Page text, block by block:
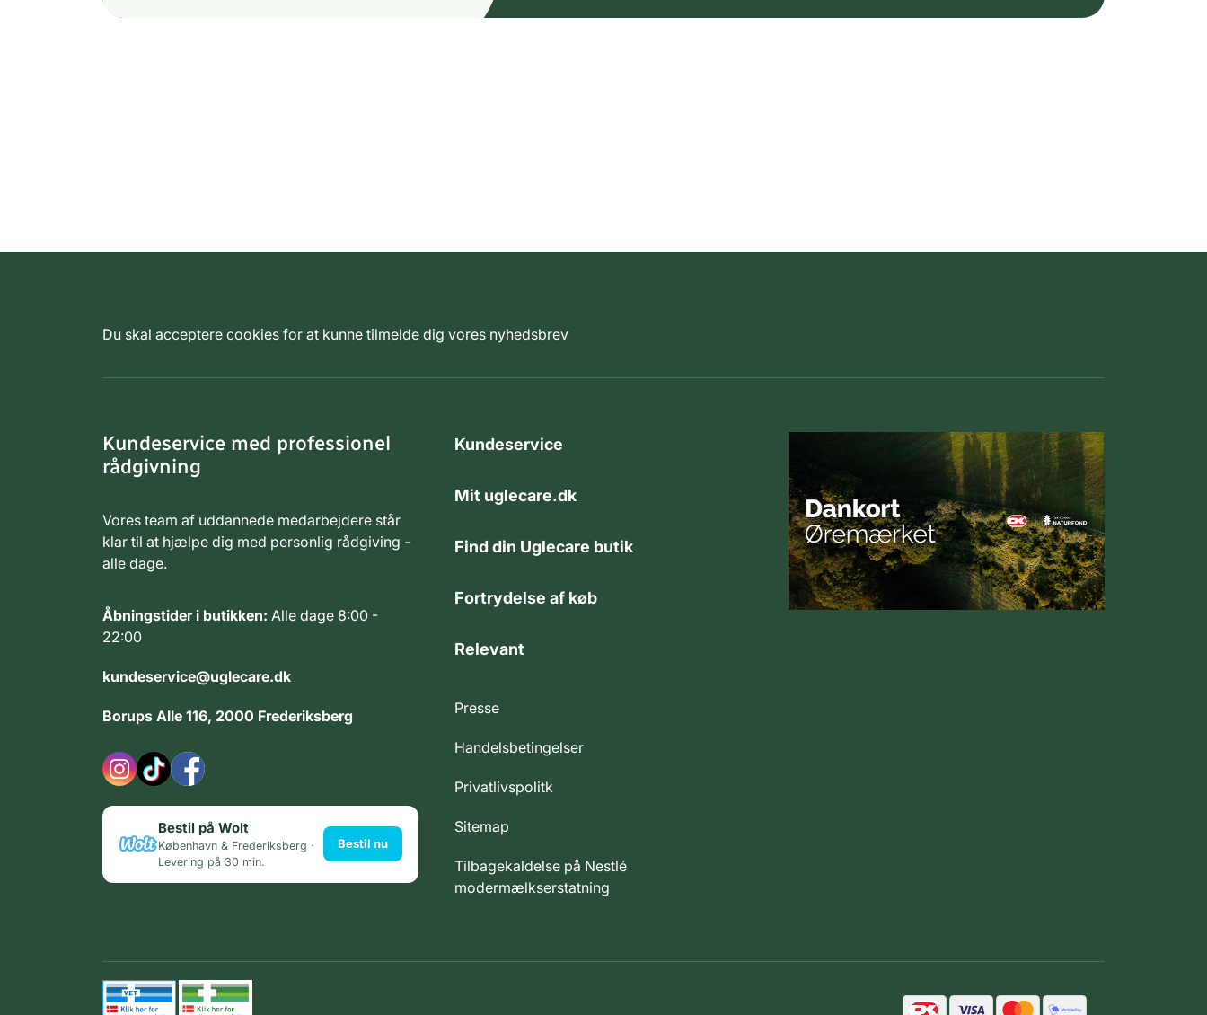
Du skal acceptere cookies for at kunne tilmelde dig vores nyhedsbrev
Kundeservice med professionel
rådgivning
Vores team af uddannede medarbejdere står
klar til at hjælpe dig med personlig rådgiving -
alle dage.
Åbningstider i butikken: Alle dage 8:00 -
22:00
kundeservice@uglecare.dk
Borups Alle 116, 2000 Frederiksberg
Bestil på Wolt
København & Frederiksberg ·
Levering på 30 min.
Bestil nu
Kundeservice
Mit uglecare.dk
Find din Uglecare butik
Fortrydelse af køb
Relevant
Presse
Handelsbetingelser
Privatlivspolitk
Sitemap
Tilbagekaldelse på Nestlé
modermælkserstatning